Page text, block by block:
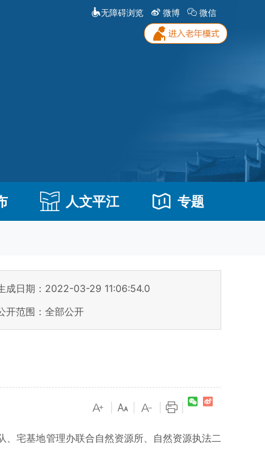
无障碍浏览 微博 微信
人文平江 专题
成日期：2022-03-29 11:06:54.0
开范围：全部公开
宅基地管理办联合自然资源所、自然资源执法二